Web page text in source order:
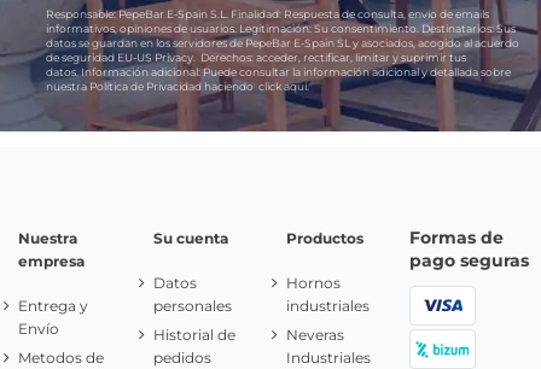
Responsable:PepeBar E-Spain S.L. Finalidad: Respuesta de consulta, envío de emails
informativos, opiniones de usuarios. Legitimación: Su consentimiento. Destinatarios: Sus
datos se guardan en los servidores de PepeBar E-Spain SL y asociados, acogido al acuerdo
de seguridad EU-US Privacy.
Derechos: acceder, rectificar, limitar y suprimir tus
datos. Información adicional:Puede consultar la información adicional y detallada sobre
nuestra Política de Privacidad haciendoclick aquí.
Nuestra
empresa
Entrega y
Envío
Metodos de
Su cuenta
Datos
personales
Historial de
pedidos
Productos
Hornos
industriales
Neveras
Industriales
Formas de
pago seguras